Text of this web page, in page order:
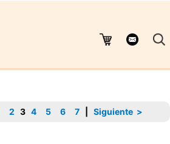
2 3 4 5 6 7 Siguiente >